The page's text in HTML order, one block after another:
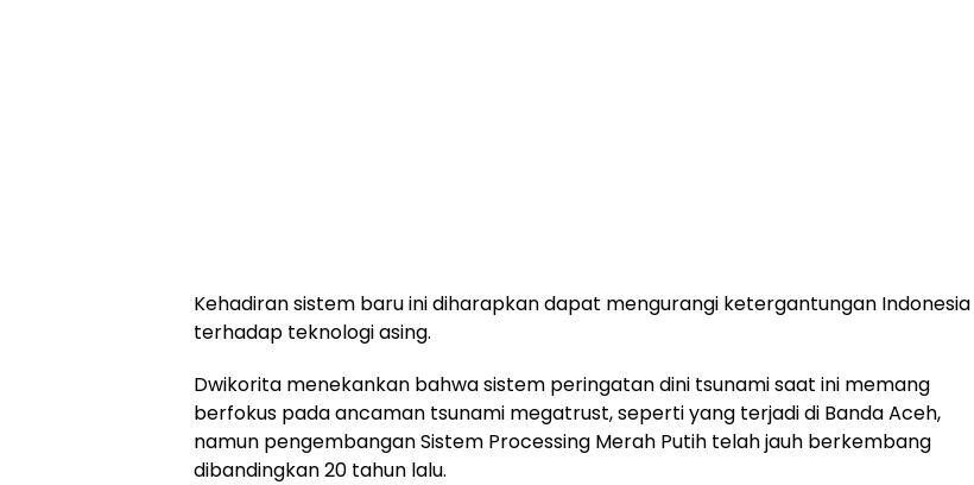
Kehadiran sistem baru ini diharapkan dapat mengurangi ketergantungan Indonesia
terhadap teknologi asing.
Dwikorita menekankan bahwa sistem peringatan dini tsunami saat ini memang
berfokus pada ancaman tsunami megatrust, seperti yang terjadi di Banda Aceh,
namun pengembangan Sistem Processing Merah Putih telah jauh berkembang
dibandingkan 20 tahun lalu.